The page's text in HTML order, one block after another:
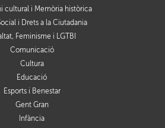
cultural i Memòria històrica
i Drets a la Ciutadania
Feminisme i LGTBI
Comunicació
Cultura
Educació
Esports i Benestar
Gent Gran
Infància